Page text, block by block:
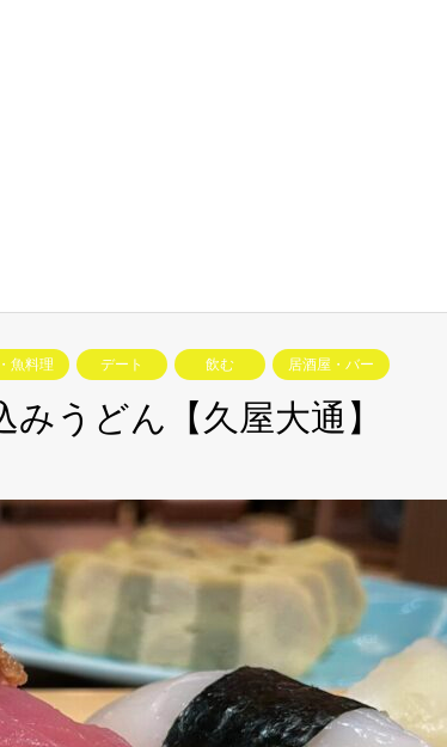
魚料理 デート 飲む 居酒屋・バー
うどん【久屋大通】